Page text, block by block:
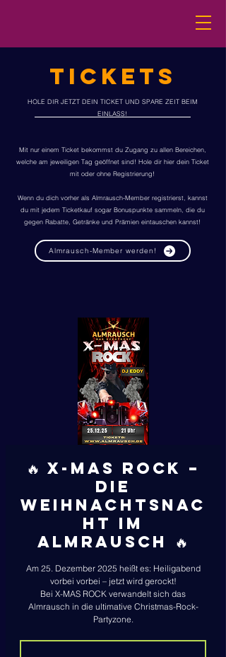
TICKETS
HOLE DIR JETZT DEIN TICKET UND SPARE ZEIT BEIM
EINLASS!
Mit nur einem Ticket bekommst du Zugang zu allen Bereichen,
welche am jeweiligen Tag geöffnet sind! Hole dir hier dein Ticket
mit oder ohne Registrierung!
Wenn du dich vorher als Almrausch-Member registrierst, kannst
du mit jedem Ticketkauf sogar Bonuspunkte sammeln, die du
gegen Rabatte, Getränke und Prämien eintauschen kannst!
Almrausch-Member werden!
🔥 X-MAS ROCK –
Die
Weihnachtsnac
ht im
Almrausch 🔥
Am 25. Dezember 2025 heißt es: Heiligabend
vorbei vorbei – jetzt wird gerockt!
Bei X-MAS ROCK verwandelt sich das
Almrausch in die ultimative Christmas-Rock-
Partyzone.